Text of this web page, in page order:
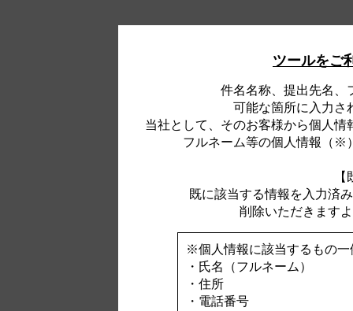
ツールをご
件名名称、提出先名、
可能な箇所に入力さ
当社として、そのお客様から個人
フルネーム等の個人情報（※
既に該当する情報を入力済
削除いただきます
※個人情報に該当するもの一
・氏名（フルネーム）
・住所
・電話番号